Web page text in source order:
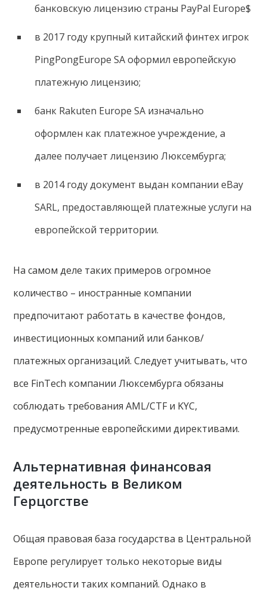
банковскую лицензию страны PayPal Europe$
в 2017 году крупный китайский финтех игрок
PingPongEurope SA оформил европейскую
платежную лицензию;
банк Rakuten Europe SA изначально
оформлен как платежное учреждение, а
далее получает лицензию Люксембурга;
в 2014 году документ выдан компании eBay
SARL, предоставляющей платежные услуги на
европейской территории.
На самом деле таких примеров огромное
количество – иностранные компании
предпочитают работать в качестве фондов,
инвестиционных компаний или банков/
платежных организаций. Следует учитывать, что
все FinTech компании Люксембурга обязаны
соблюдать требования AML/CTF и KYC,
предусмотренные европейскими директивами.
Альтернативная финансовая
деятельность в Великом
Герцогстве
Общая правовая база государства в Центральной
Европе регулирует только некоторые виды
деятельности таких компаний. Однако в